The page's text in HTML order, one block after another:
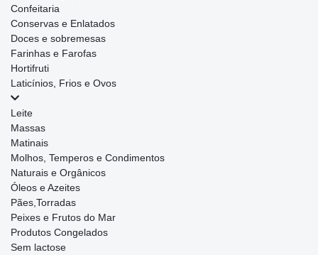
Confeitaria
Conservas e Enlatados
Doces e sobremesas
Farinhas e Farofas
Hortifruti
Laticínios, Frios e Ovos
Leite
Massas
Matinais
Molhos, Temperos e Condimentos
Naturais e Orgânicos
Óleos e Azeites
Pães,Torradas
Peixes e Frutos do Mar
Produtos Congelados
Sem lactose